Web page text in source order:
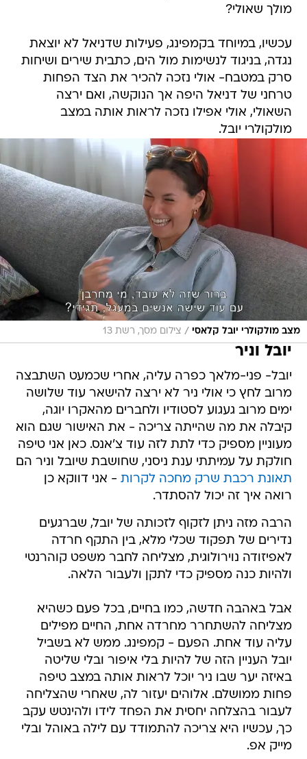
מולך שאולי?
עכשיו, במיוחד בקמפינג, פעילות שדניאל לא יוצאת
נגדה, בניגוד לנשימות מול הים, כתבית שירים ושיחות
סרק במטבח- אולי נזכה להכיר את הצד הפחות
טרחני של דניאל היפה אך הנוקשה, ואם ירצה
השאולי, אולי אפילו נזכה לראות אותה במצב
מולקולרי יובל.
מצב מולקולרי יובל קלאסי / צילום מסך, רשת 13
יובל וניר
יובל- פני-מלאך כפרה עליה, אחרי שכמעט השתבצה
מרוב לחץ כי אולי ניר לא ירצה להישאר עוד שלושה
ימים מרוב געגוע לסטודיו ולחברים מהאקרו יוגה,
קיבלה את מה שהייתה צריכה - את האישור שגם הוא
מעוניין מספיק כדי לתת לזה עוד צ'אנס. כאן אני טיפה
חולקת על עמיתתי ענת ניסני, שחושבת שיובל וניר הם
תאונת רכבת שרק מחכה לקרות - אני דווקא כן
רואה איך זה יכול להסתדר.
הרבה מזה ניתן לזקוף לזכותה של יובל, שברגעים
נדירים של תפקוד שכלי מלא, בין התקף חרדה
לאפיזודה נוירולוגית, מצליחה לחבר משפט קוהרנטי
ולהיות כנה מספיק כדי לתקן ולעבור הלאה.
אבל באהבה חדשה, כמו בחיים, בכל פעם כשהיא
מצליחה להשתחרר מחרדה אחת, החיים מפילים
עליה עוד אחת. הפעם - קמפינג. ממש לא בשביל
יובל העניין הזה של להיות בלי איפור ובלי שליטה
באיזה יער שבו ניר יוכל לראות אותה במצב טיפה
פחות ממושלם. אלוהים יעזור לה, שאחרי שהצליחה
לעבור בהצלחה יחסית את הפחד לידו ולהינטש עקב
כך, עכשיו היא צריכה להתמודד עם לילה באוהל ובלי
מייק אפ.